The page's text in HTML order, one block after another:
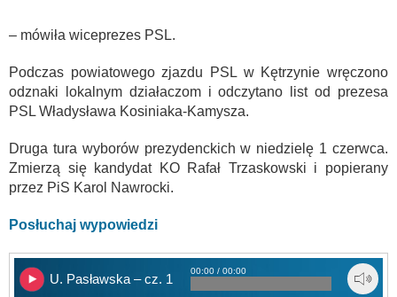
– mówiła wiceprezes PSL.
Podczas powiatowego zjazdu PSL w Kętrzynie wręczono
odznaki lokalnym działaczom i odczytano list od prezesa
PSL Władysława Kosiniaka-Kamysza.
Druga tura wyborów prezydenckich w niedzielę 1 czerwca.
Zmierzą się kandydat KO Rafał Trzaskowski i popierany
przez PiS Karol Nawrocki.
Posłuchaj wypowiedzi
U. Pasławska – cz. 1
00:00 / 00:00